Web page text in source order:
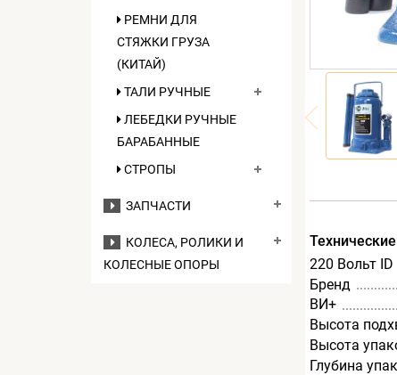
РЕМНИ ДЛЯ
СТЯЖКИ ГРУЗА
(КИТАЙ)
ТАЛИ РУЧНЫЕ
ЛЕБЕДКИ РУЧНЫЕ
БАРАБАННЫЕ
СТРОПЫ
ЗАПЧАСТИ
КОЛЕСА, РОЛИКИ И
КОЛЕСНЫЕ ОПОРЫ
220 Вольт ID
Бренд
ВИ+
Высота
Высота
Глубина